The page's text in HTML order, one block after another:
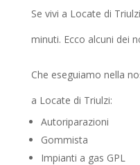
Se vivi a Locate di
minuti. Ecco alcuni dei
Che eseguiamo nella
a Locate di Triulzi:
Autoriparazioni
Gommista
Impianti a gas GPL